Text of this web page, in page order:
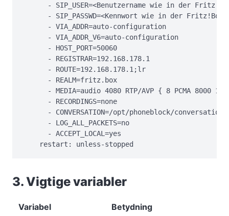
- SIP_USER=<Benutzername wie in der
      - SIP_PASSWD=<Kennwort wie in der Fritz!Box>
      - VIA_ADDR=auto-configuration
      - VIA_ADDR_V6=auto-configuration
      - HOST_PORT=50060
      - REGISTRAR=192.168.178.1
      - ROUTE=192.168.178.1;lr
      - REALM=fritz.box
- MEDIA=audio 4080 RTP/AVP { 8 PCMA 8000 160
      - RECORDINGS=none
      - CONVERSATION=/opt/phoneblock/conversation
      - LOG_ALL_PACKETS=no
      - ACCEPT_LOCAL=yes
    restart: unless-stopped
3. Vigtige variabler
Variabel Betydning